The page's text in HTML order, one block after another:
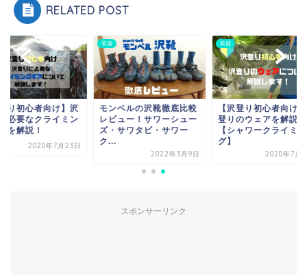
RELATED POST
ベルの沢靴徹底比較
ュー！サワーシュー
サワタビ・サワー
装備
【沢登り初心者向け】沢
登りのウェアを解説！
【シャワークライミン
グ】
2020年7月29日
装備
【沢登り初心者向け
登りに必要なクライ
グギアを解説！
スポンサーリンク